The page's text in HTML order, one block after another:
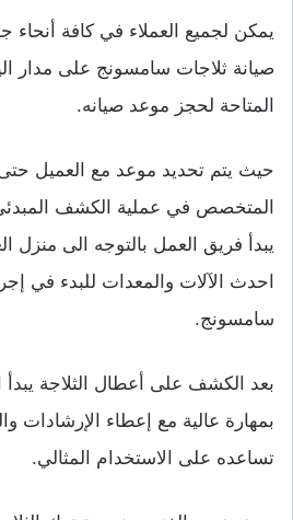
يمكن لجميع العملاء في كافة
صيانة ثلاجات سامسونج على مدار
المتاحة لحجز موعد صيانه.
حيث يتم تحديد موعد مع العميل
المتخصص في عملية الكشف
يبدأ فريق العمل بالتوجه الى
احدث الآلات والمعدات للبدء في
سامسونج.
بعد الكشف على أعطال الثلاجة
بمهارة عالية مع إعطاء الإرشادات
تساعده على الاستخدام المثالي.